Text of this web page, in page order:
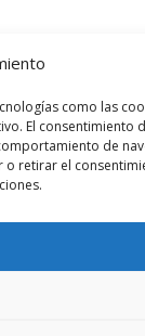
como las
El consentimiento
de
o retirar el